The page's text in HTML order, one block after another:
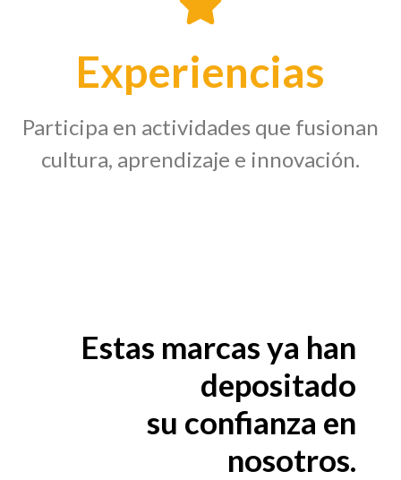
Experiencias
Participa en actividades que fusionan
cultura, aprendizaje e innovación.
Estas marcas ya han
depositado
su confianza en
nosotros.